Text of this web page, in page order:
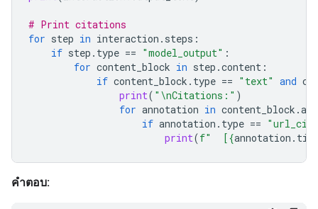
# Print citations
for step in interaction . steps :
if step . type == "model_output" :
for content_block in step .content :
if content_block . type == "text" and
print( " \nCitations:" )
for annotation in content_block .
if annotation . type ==
print(f"  [{annotation .
คำตอบ: